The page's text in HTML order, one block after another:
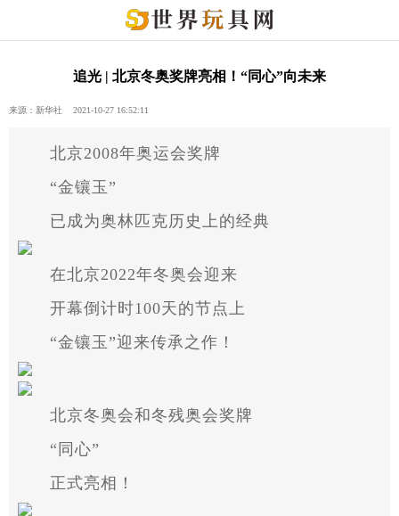
追光 | 北京冬奥奖牌亮相！“同心”向未来
来源：新华社 2021-10-27 16:52:11
北京2008年奥运会奖牌
“金镶玉”
已成为奥林匹克历史上的经典
在北京2022年冬奥会迎来
开幕倒计时100天的节点上
“金镶玉”迎来传承之作！
北京冬奥会和冬残奥会奖牌
“同心”
正式亮相！